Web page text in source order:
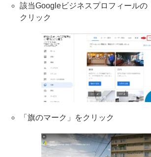
該当Googleビジネスプロフィールの
クリック
「旗のマーク」をクリック